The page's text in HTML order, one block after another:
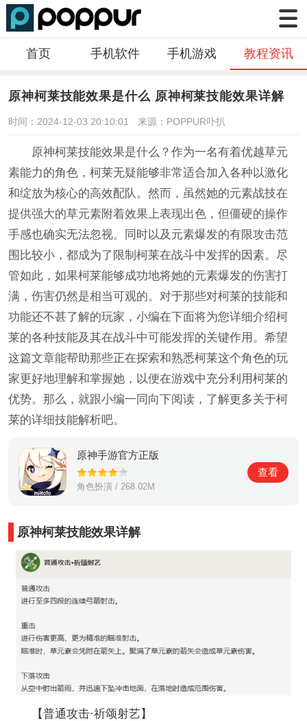
首页 手机软件 手机游戏 教程资讯
原神柯莱技能效果是什么 原神柯莱技能效果详解
时间：2024-12-03 20:10:01 来源：POPPUR卟扒
原神柯莱技能效果是什么？作为一名有着优越草元
素能力的角色，柯莱无疑能够非常适合加入各种以激化
和绽放为核心的高效配队。然而，虽然她的元素战技在
提供强大的草元素附着效果上表现出色，但僵硬的操作
手感也确实无法忽视。同时以及元素爆发的有限攻击范
围比较小，都成为了限制柯莱在战斗中发挥的因素。尽
管如此，如果柯莱能够成功地将她的元素爆发的伤害打
满，伤害仍然是相当可观的。对于那些对柯莱的技能和
功能还不甚了解的玩家，小编在下面将为您详细介绍柯
莱的各种技能及其在战斗中可能发挥的关键作用。希望
这篇文章能帮助那些正在探索和熟悉柯莱这个角色的玩
家更好地理解和掌握她，以便在游戏中充分利用柯莱的
优势。那么，就跟小编一同向下阅读，了解更多关于柯
莱的详细技能解析吧。
原神手游官方正版
角色扮演 / 268.02M
查看
原神柯莱技能效果详解
【普通攻击·祈颂射艺】